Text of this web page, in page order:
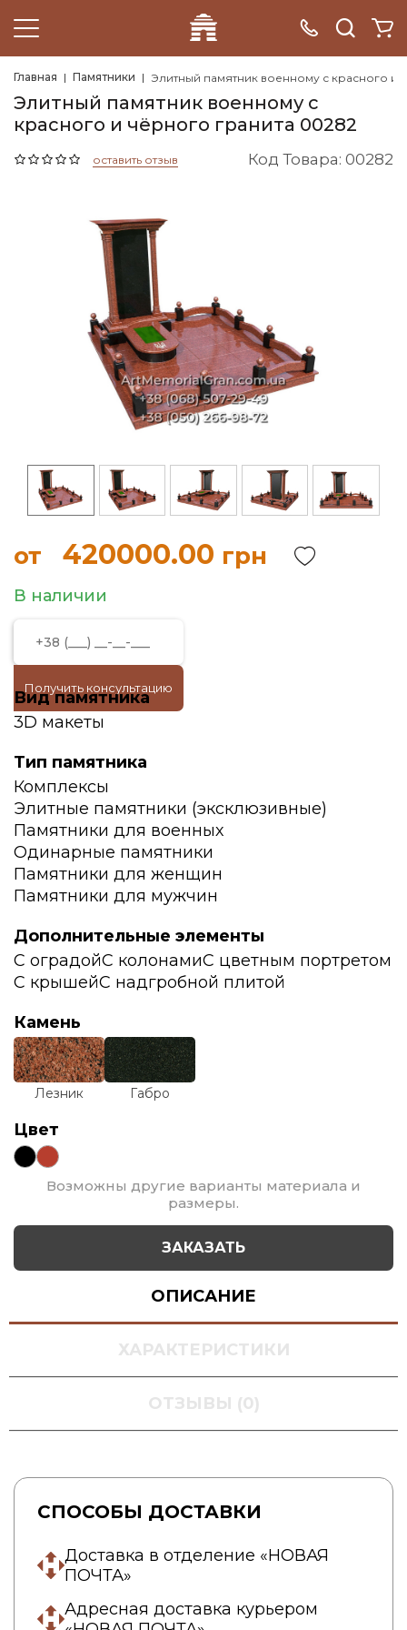
Главная Памятники Элитный памятник военному с красного и
Элитный памятник военному с
красного и чёрного гранита 00282
оставить отзыв Код Товара: 00282
от 420000.00 грн
В наличии
Получить консультацию
Вид памятника
3D макеты
Тип памятника
Комплексы
Элитные памятники (эксклюзивные)
Памятники для военных
Одинарные памятники
Памятники для женщин
Памятники для мужчин
Дополнительные элементы
С оградойС колонамиС цветным портретом
С крышейС надгробной плитой
Камень
Лезник Габро
Цвет
Возможны другие варианты материала и
размеры.
ЗАКАЗАТЬ
ОПИСАНИЕ
ХАРАКТЕРИСТИКИ
ОТЗЫВЫ (0)
СПОСОБЫ ДОСТАВКИ
Доставка в отделение «НОВАЯ
ПОЧТА»
Адресная доставка курьером